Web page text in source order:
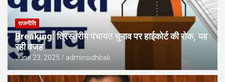
राजनीति
Breaking: त्रिस्तरीय पंचायत चुनाव पर हाईकोर्ट की रोक, यह
रही वजह
June 23, 2025 adminsidhbali